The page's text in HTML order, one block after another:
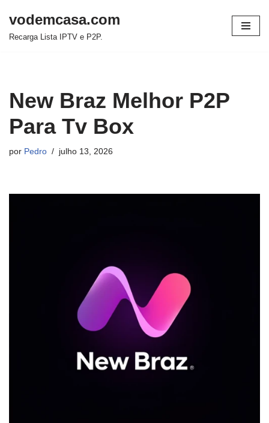
Pular
vodemcasa.com
Recarga Lista IPTV e P2P.
New Braz Melhor P2P
Para Tv Box
por Pedro julho 13, 2026